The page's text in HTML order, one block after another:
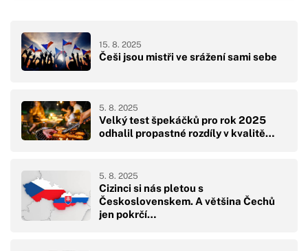
Češi jsou mistři ve srážení sami sebe
15. 8. 2025
Velký test špekáčků pro rok 2025
odhalil propastné rozdíly v kvalitě…
5. 8. 2025
Cizinci si nás pletou s
Československem. A většina Čechů
jen pokrčí…
5. 8. 2025